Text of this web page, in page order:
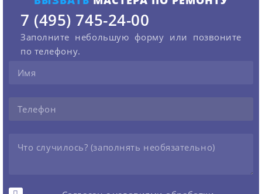
7 (495) 745-24-00
Заполните небольшую форму или позвоните
по телефону.